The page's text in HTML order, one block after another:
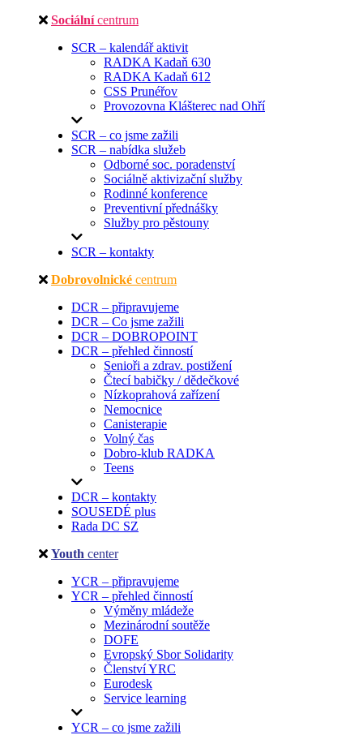
Sociální centrum
SCR – kalendář aktivit
RADKA Kadaň 630
RADKA Kadaň 612
CSS Prunéřov
Provozovna Klášterec nad Ohří
SCR – co jsme zažili
SCR – nabídka služeb
Odborné soc. poradenství
Sociálně aktivizační služby
Rodinné konference
Preventivní přednášky
Služby pro pěstouny
SCR – kontakty
Dobrovolnické centrum
DCR – připravujeme
DCR – Co jsme zažili
DCR – DOBROPOINT
DCR – přehled činností
Senioři a zdrav. postižení
Čtecí babičky / dědečkové
Nízkoprahová zařízení
Nemocnice
Canisterapie
Volný čas
Dobro-klub RADKA
Teens
DCR – kontakty
SOUSEDÉ plus
Rada DC SZ
Youth center
YCR – připravujeme
YCR – přehled činností
Výměny mládeže
Mezinárodní soutěže
DOFE
Evropský Sbor Solidarity
Členství YRC
Eurodesk
Service learning
YCR – co jsme zažili